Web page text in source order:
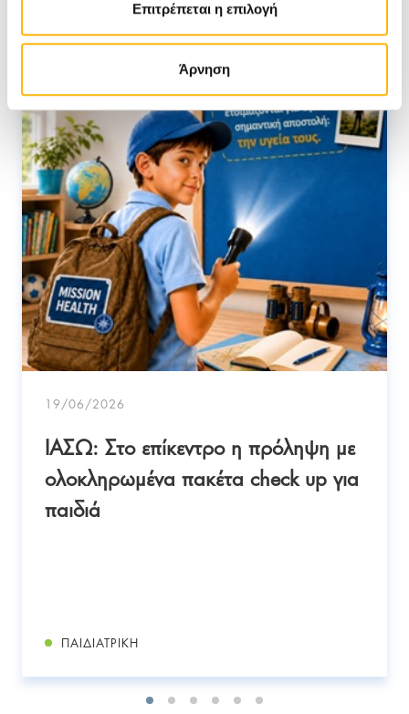
Επιτρέπεται η επιλογή
Άρνηση
19/06/2026
ΙΑΣΩ: Στο επίκεντρο η πρόληψη με
ολοκληρωμένα πακέτα check up για
παιδιά
ΠΑΙΔΙΑΤΡΙΚΉ